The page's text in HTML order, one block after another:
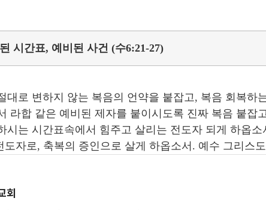
시간표, 예비된 사건 (수6:21-27)
대로 변하지 않는 복음의 언약을 붙잡고, 복음 회복하
라합 같은 예비된 제자를 붙이시도록 진짜 복음 붙잡
시는 시간표속에서 힘주고 살리는 전도자 되게 하옵
도자로, 축복의 증인으로 살게 하옵소서. 예수 그리스
회